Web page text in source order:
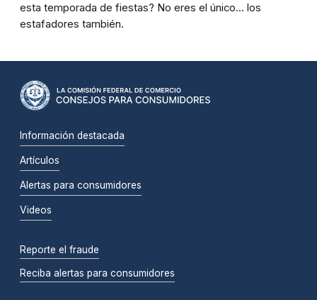
esta temporada de fiestas? No eres el único... los
estafadores también.
Información destacada
Artículos
Alertas para consumidores
Videos
Reporte el fraude
Reciba alertas para consumidores